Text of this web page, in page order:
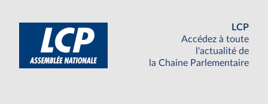
LCP
Accédez à toute
l'actualité de
la Chaine Parlementaire